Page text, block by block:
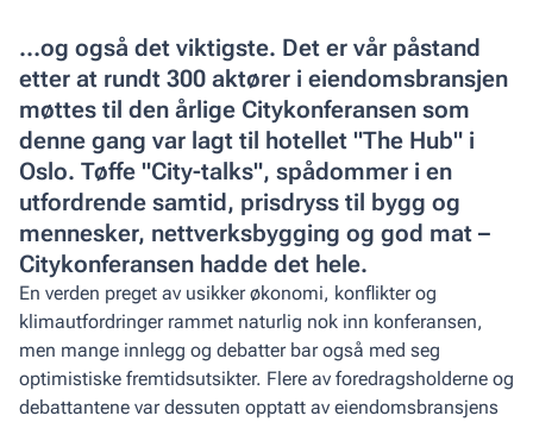
…og også det viktigste. Det er vår påstand
etter at rundt 300 aktører i eiendomsbransjen
møttes til den årlige Citykonferansen som
denne gang var lagt til hotellet "The Hub" i
Oslo. Tøffe "City-talks", spådommer i en
utfordrende samtid, prisdryss til bygg og
mennesker, nettverksbygging og god mat –
Citykonferansen hadde det hele.
En verden preget av usikker økonomi, konflikter og
klimautfordringer rammet naturlig nok inn konferansen,
men mange innlegg og debatter bar også med seg
optimistiske fremtidsutsikter. Flere av foredragsholderne og
debattantene var dessuten opptatt av eiendomsbransjens